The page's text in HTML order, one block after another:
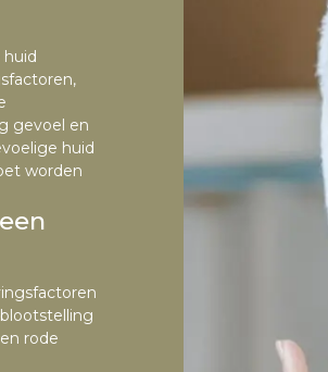
huid
gevoel en
huid
worden
rode